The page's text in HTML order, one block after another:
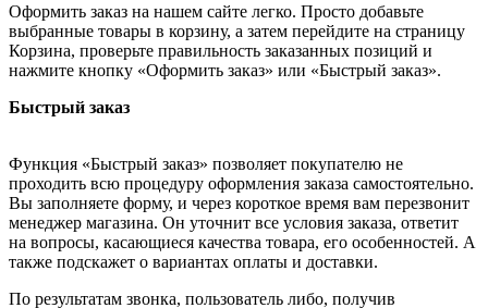
Оформить заказ на нашем сайте легко. Просто добавьте
выбранные товары в корзину, а затем перейдите на страницу
Корзина, проверьте правильность заказанных позиций и
нажмите кнопку «Оформить заказ» или «Быстрый заказ».
Быстрый заказ
Функция «Быстрый заказ» позволяет покупателю не
проходить всю процедуру оформления заказа самостоятельно.
Вы заполняете форму, и через короткое время вам перезвонит
менеджер магазина. Он уточнит все условия заказа, ответит
на вопросы, касающиеся качества товара, его особенностей. А
также подскажет о вариантах оплаты и доставки.
По результатам звонка, пользователь либо, получив